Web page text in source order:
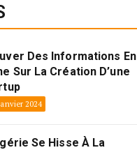
Des Informations En
Sur La Création D’une
2024
Se Hisse À La